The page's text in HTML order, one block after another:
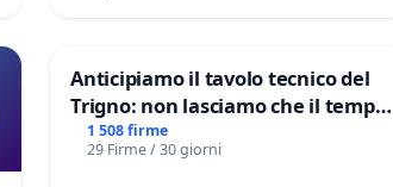
Anticipiamo il tavolo tecnico del
Trigno: non lasciamo che il tempo
rallenti le ricerche di Domenico
Racanati
1 508 firme
29 Firme / 30 giorni